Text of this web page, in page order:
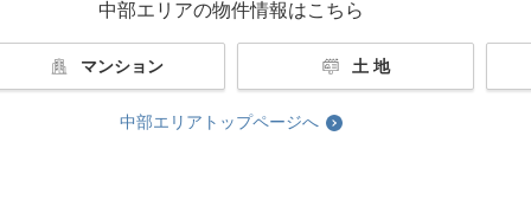
中部エリアの物件情報はこちら
マンション 土 地
中部エリアトップページへ